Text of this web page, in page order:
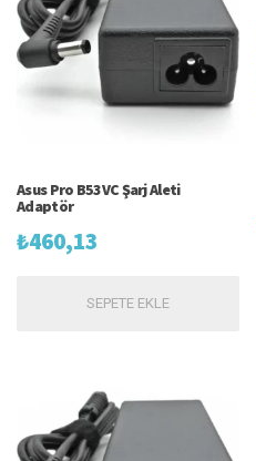
Asus Pro B53VC Şarj Aleti
Adaptör
₺460,13
SEPETE EKLE